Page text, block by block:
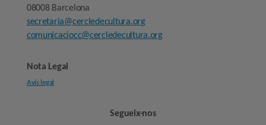
08008 Barcelona
secretaria@cercledecultura.org
comunicaciocc@cercledecultura.org
Nota Legal
Avís legal
Segueix-nos